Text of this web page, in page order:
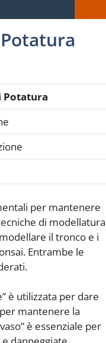
Potatura
per mantenere
di modellatura
il tronco e i
Entrambe le
è utilizzata per dare
mantenere la
è essenziale per